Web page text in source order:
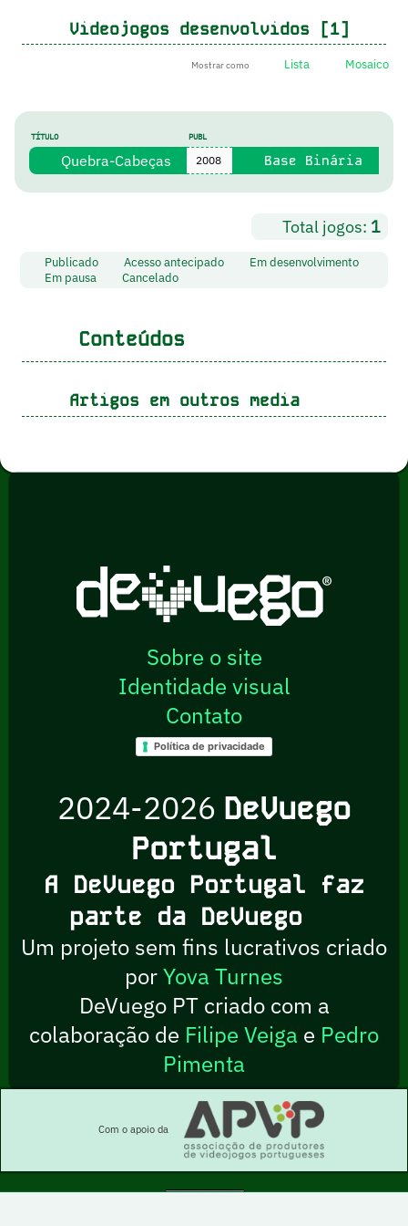
Videojogos desenvolvidos [1]
Mostrar como Lista Mosaico
TÍTULO PUBL
Quebra-Cabeças 2008 Base Binária
Total jogos: 1
Publicado Acesso antecipado
Em desenvolvimento
Em pausa
Cancelado
Conteúdos
Artigos em outros media
Sobre o site
Identidade visual
Contato
Política de privacidade
2024-2026 DeVuego
Portugal
A DeVuego Portugal faz
parte da DeVuego
Um projeto sem fins lucrativos criado
porYova Turnes
DeVuego PT criado com a
colaboração de Filipe Veiga e Pedro
Pimenta
Com o apoio da